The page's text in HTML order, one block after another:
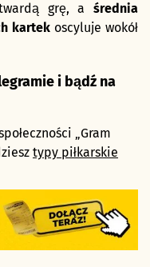
grę, a średnia
kartekoscyluje wokół
i bądź na
„Gram
typy piłkarskie